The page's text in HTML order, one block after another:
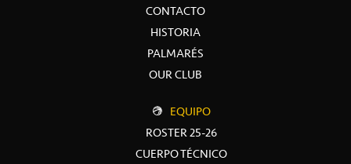
CONTACTO
HISTORIA
PALMARÉS
OUR CLUB
EQUIPO
ROSTER 25-26
CUERPO TÉCNICO